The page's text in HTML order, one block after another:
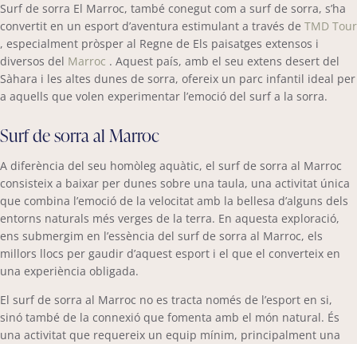
Surf de sorra El Marroc, també conegut com a surf de sorra, s’ha
convertit en un esport d’aventura estimulant a través de TMD Tour
, especialment pròsper al Regne de Els paisatges extensos i
diversos del Marroc . Aquest país, amb el seu extens desert del
Sàhara i les altes dunes de sorra, ofereix un parc infantil ideal per
a aquells que volen experimentar l’emoció del surf a la sorra.
Surf de sorra al Marroc
A diferència del seu homòleg aquàtic, el surf de sorra al Marroc
consisteix a baixar per dunes sobre una taula, una activitat única
que combina l’emoció de la velocitat amb la bellesa d’alguns dels
entorns naturals més verges de la terra. En aquesta exploració,
ens submergim en l’essència del surf de sorra al Marroc, els
millors llocs per gaudir d’aquest esport i el que el converteix en
una experiència obligada.
El surf de sorra al Marroc no es tracta només de l’esport en si,
sinó també de la connexió que fomenta amb el món natural. És
una activitat que requereix un equip mínim, principalment una